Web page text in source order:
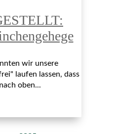
wir unsere
laufen lassen, dass
oben...